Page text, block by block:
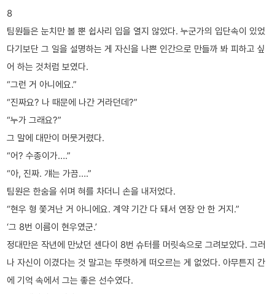
8
팀원들은 눈치만 볼 뿐 쉽사리 입을 열지 않았다. 누군가의 입단속이 있었
다기보단 그 일을 설명하는 게 자신을 나쁜 인간으로 만들까 봐 피하고 싶
어 하는 것처럼 보였다.
“그런 거 아니에요.”
“진짜요? 나 때문에 나간 거라던데?”
“누가 그래요?”
그 말에 대만이 머뭇거렸다.
“어? 수종이가….”
“아, 진짜. 걔는 가끔….”
팀원은 한숨을 쉬며 혀를 차더니 손을 내저었다.
“현우 형 쫓겨난 거 아니에요. 계약 기간 다 돼서 연장 안 한 거지.”
‘그 8번 이름이 현우였군.’
정대만은 작년에 만났던 센다이 8번 슈터를 머릿속으로 그려보았다. 그러
나 자신이 이겼다는 것 말고는 뚜렷하게 떠오르는 게 없었다. 아무튼지 간
에 기억 속에서 그는 좋은 선수였다.